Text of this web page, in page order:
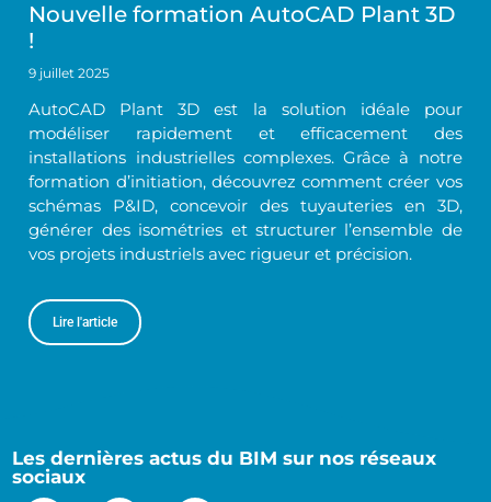
Nouvelle formation AutoCAD Plant 3D
!
9 juillet 2025
AutoCAD Plant 3D est la solution idéale pour
modéliser rapidement et efficacement des
installations industrielles complexes. Grâce à notre
formation d’initiation, découvrez comment créer vos
schémas P&ID, concevoir des tuyauteries en 3D,
générer des isométries et structurer l’ensemble de
vos projets industriels avec rigueur et précision.
Lire l'article
Les dernières actus du BIM sur nos réseaux
sociaux